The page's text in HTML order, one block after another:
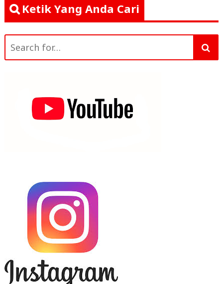
Ketik Yang Anda Cari
for: